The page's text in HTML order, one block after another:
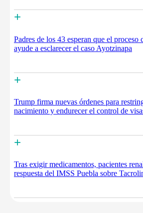
+
Padres de los 43 esperan que el
ayude a esclarecer el caso Ayotzinapa
+
Trump firma nuevas órdenes para
nacimiento y endurecer el control de
+
Tras exigir medicamentos, pacientes
respuesta del IMSS Puebla sobre